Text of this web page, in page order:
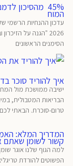
45% מהסיכון
המוח
2026 "הגנה על
הסימנים הראשונים
איך להוריד סוכר
ישיבה ממושכת מול
טרום-סוכרת. הבאתי לכם
המדריך המלא: האמת
קשור לשומן שאתם
למה הגוף שלנו אוגר
הפשוטים להורדת